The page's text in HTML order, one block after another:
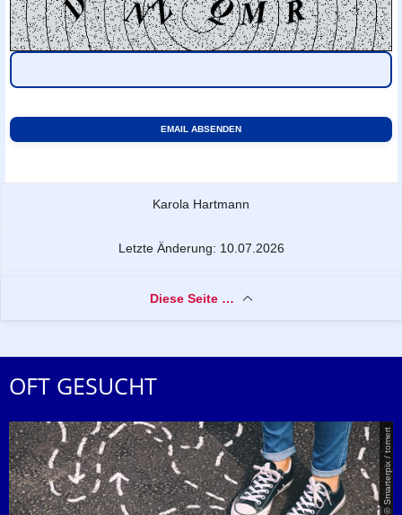
Karola Hartmann
Letzte Änderung: 10.07.2026
Diese Seite …
OFT GESUCHT
© Smarterpix / tomert